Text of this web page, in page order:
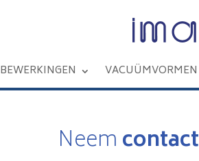
BEWERKINGEN VACUÜMVORMEN
Neemcontact